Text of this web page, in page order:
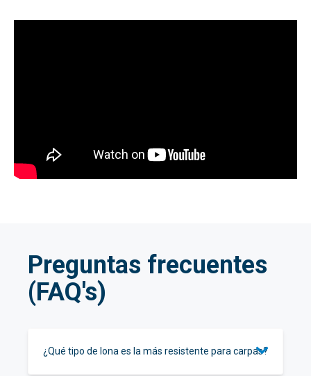
Preguntas frecuentes
(FAQ's)
¿Qué tipo de lona es la más resistente para carpas?